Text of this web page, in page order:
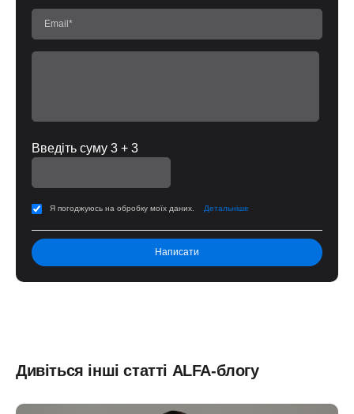
Введіть суму 3 + 3
Я погоджуюсь на обробку моїх даних. Детальніше
Дивіться інші статті ALFA-блогу